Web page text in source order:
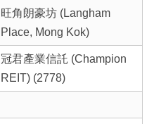
旺角朗豪坊 (Langham
Place, Mong Kok)
冠君產業信託 (Champion
REIT) (2778)